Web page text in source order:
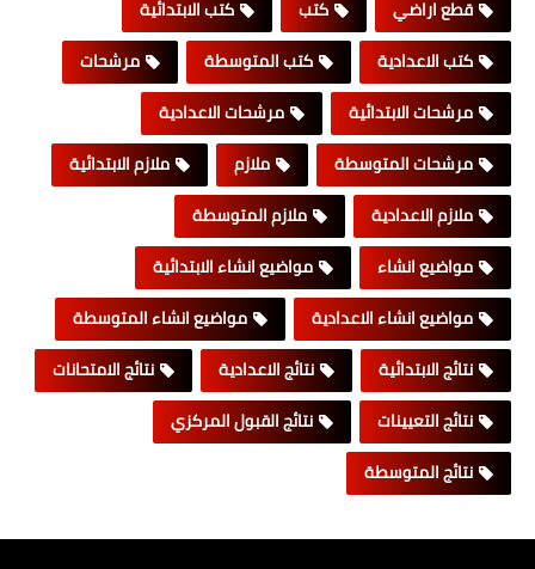
قطع اراضي
كتب
كتب الابتدائية
كتب الاعدادية
كتب المتوسطة
مرشحات
مرشحات الابتدائية
مرشحات الاعدادية
مرشحات المتوسطة
ملازم
ملازم الابتدائية
ملازم الاعدادية
ملازم المتوسطة
مواضيع انشاء
مواضيع انشاء الابتدائية
مواضيع انشاء الاعدادية
مواضيع انشاء المتوسطة
نتائج الابتدائية
نتائج الاعدادية
نتائج الامتحانات
نتائج التعيينات
نتائج القبول المركزي
نتائج المتوسطة